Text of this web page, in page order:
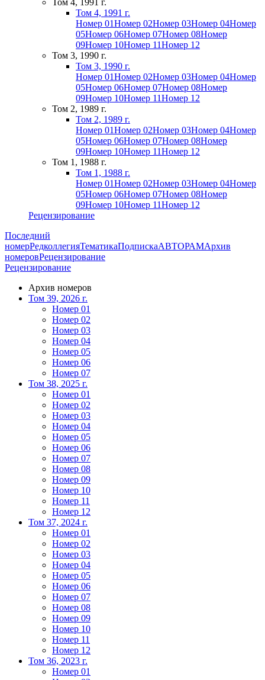
Том 4, 1991 г.
Том 4, 1991 г.
Номер 01Номер 02Номер 03Номер 04Номер
05Номер 06Номер 07Номер 08Номер
09Номер 10Номер 11Номер 12
Том 3, 1990 г.
Том 3, 1990 г.
Номер 01Номер 02Номер 03Номер 04Номер
05Номер 06Номер 07Номер 08Номер
09Номер 10Номер 11Номер 12
Том 2, 1989 г.
Том 2, 1989 г.
Номер 01Номер 02Номер 03Номер 04Номер
05Номер 06Номер 07Номер 08Номер
09Номер 10Номер 11Номер 12
Том 1, 1988 г.
Том 1, 1988 г.
Номер 01Номер 02Номер 03Номер 04Номер
05Номер 06Номер 07Номер 08Номер
09Номер 10Номер 11Номер 12
Рецензирование
Последний
номерРедколлегияТематикаПодпискаАВТОРАМАрхив
номеровРецензирование
Рецензирование
Архив номеров
Том 39, 2026 г.
Номер 01
Номер 02
Номер 03
Номер 04
Номер 05
Номер 06
Номер 07
Том 38, 2025 г.
Номер 01
Номер 02
Номер 03
Номер 04
Номер 05
Номер 06
Номер 07
Номер 08
Номер 09
Номер 10
Номер 11
Номер 12
Том 37, 2024 г.
Номер 01
Номер 02
Номер 03
Номер 04
Номер 05
Номер 06
Номер 07
Номер 08
Номер 09
Номер 10
Номер 11
Номер 12
Том 36, 2023 г.
Номер 01